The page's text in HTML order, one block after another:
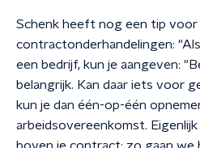
Schenk heeft nog een tip voor
contractonderhandelingen:
een bedrijf, kun je aangeven:
belangrijk. Kan daar iets voor
kun je dan één-op-één
arbeidsovereenkomst.